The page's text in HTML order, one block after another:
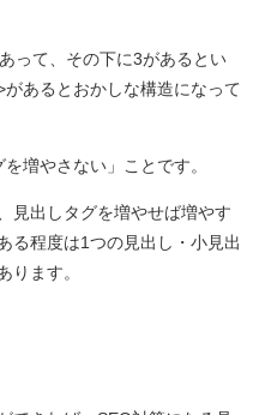
って、その下に3があるとい
あるとおかしな構造になって
増やさない」ことです。
見出しタグを増やせば増やす
る程度は1つの見出し・小見出
ります。